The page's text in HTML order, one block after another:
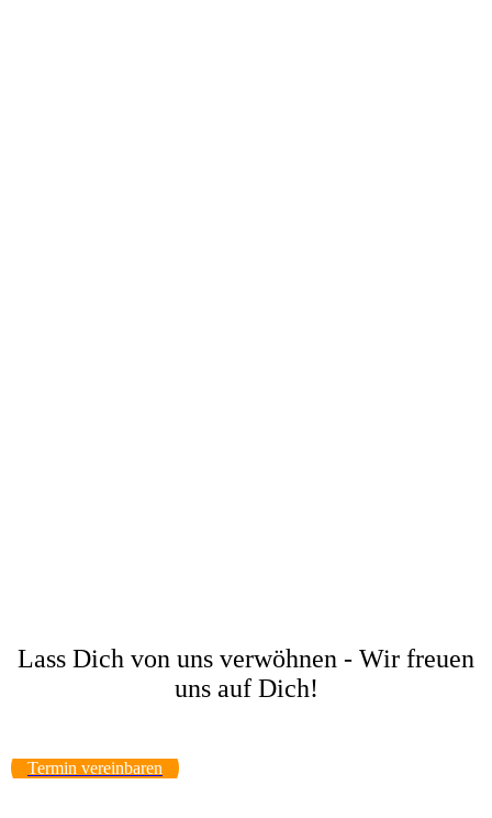
Lass Dich von uns verwöhnen - Wir freuen
uns auf Dich!
Termin vereinbaren